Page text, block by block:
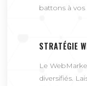
battons à vos
STRATÉGIE
Le
diversifiés.